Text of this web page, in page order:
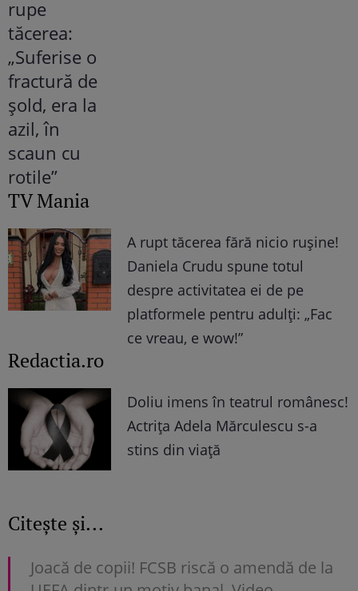
TV Mania
A rupt tăcerea fără nicio rușine!
Daniela Crudu spune totul
despre activitatea ei de pe
platformele pentru adulți: „Fac
ce vreau, e wow!”
Redactia.ro
Doliu imens în teatrul românesc!
Actrița Adela Mărculescu s-a
stins din viață
Citește și...
Joacă de copii! FCSB riscă o amendă de la